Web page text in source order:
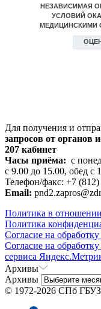
Для получения и
запросов от органов
207 кабинет
Часы приёма: с
с 9.00 до 15.00, обед с
Телефон/факс: +7
Email:
Политика в
Политика
Согласие на
Согласие на
сервиса
Архивы
Архивы
© 1972-2026 СПб